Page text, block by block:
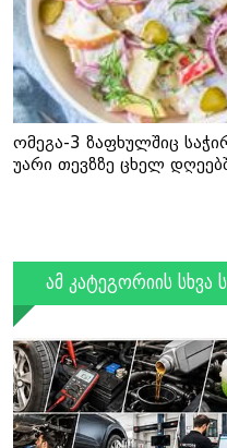
ომეგა-3 ზაფხულშიც
უარი თევზზე ცხელ
ამ კატეგორიის სხვა